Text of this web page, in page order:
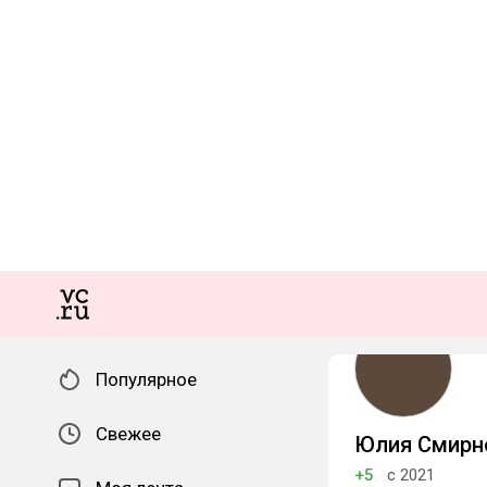
Популярное
Свежее Юлия
+5 с 2021